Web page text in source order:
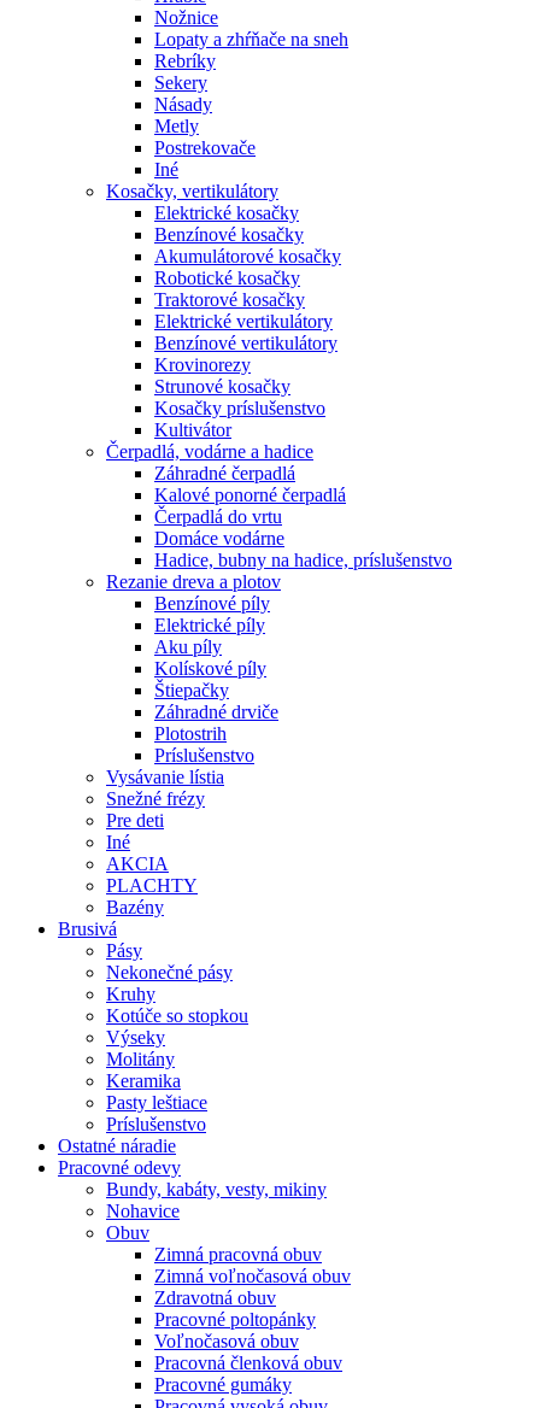
Nožnice
Lopaty a zhŕňače na sneh
Rebríky
Sekery
Násady
Metly
Postrekovače
Iné
Kosačky, vertikulátory
Elektrické kosačky
Benzínové kosačky
Akumulátorové kosačky
Robotické kosačky
Traktorové kosačky
Elektrické vertikulátory
Benzínové vertikulátory
Krovinorezy
Strunové kosačky
Kosačky príslušenstvo
Kultivátor
Čerpadlá, vodárne a hadice
Záhradné čerpadlá
Kalové ponorné čerpadlá
Čerpadlá do vrtu
Domáce vodárne
Hadice, bubny na hadice, príslušenstvo
Rezanie dreva a plotov
Benzínové píly
Elektrické píly
Aku píly
Kolískové píly
Štiepačky
Záhradné drviče
Plotostrih
Príslušenstvo
Vysávanie lístia
Snežné frézy
Pre deti
Iné
AKCIA
PLACHTY
Bazény
Brusivá
Pásy
Nekonečné pásy
Kruhy
Kotúče so stopkou
Výseky
Molitány
Keramika
Pasty leštiace
Príslušenstvo
Ostatné náradie
Pracovné odevy
Bundy, kabáty, vesty, mikiny
Nohavice
Obuv
Zimná pracovná obuv
Zimná voľnočasová obuv
Zdravotná obuv
Pracovné poltopánky
Voľnočasová obuv
Pracovná členková obuv
Pracovné gumáky